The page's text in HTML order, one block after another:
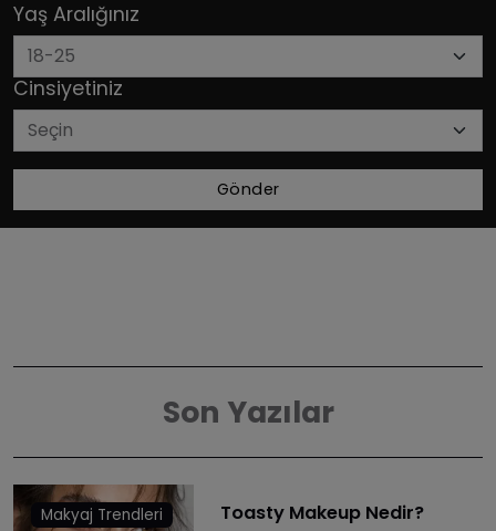
Yaş Aralığınız
Cinsiyetiniz
Gönder
Son Yazılar
Makyaj Trendleri Toasty Makeup Nedir?